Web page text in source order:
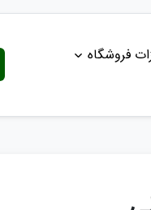
فروشگاه